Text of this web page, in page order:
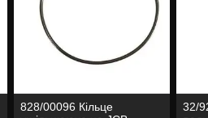
828/00096 Кільце
32/